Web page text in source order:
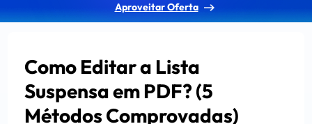
Aproveitar Oferta
Como Editar a Lista
Suspensa em PDF? (5
Métodos Comprovadas)